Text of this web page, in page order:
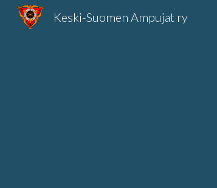
Keski-Suomen Ampujat ry